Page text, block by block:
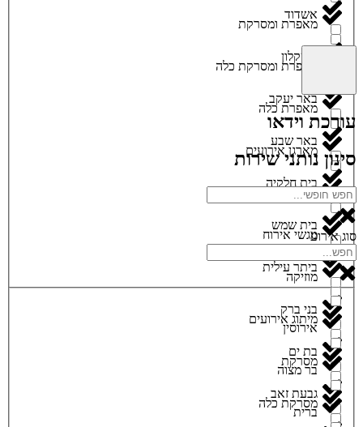
מאפרת ומסרקת
מאפרת ומסרקת כלה
מאפרת כלה
מארגן אירועים
מגנטים
מגשי אירוח
מוזיקה
מיתוג אירועים
מסרקת
מסרקת כלה
אשדוד
אשקלון
באר יעקב
באר שבע
בית חלקיה
בית שמש
ביתר עילית
בני ברק
בת ים
גבעת זאב
עורכת וידאו
סינון נותני שירות
סוג אירוע
אירוסין
בר מצוה
ברית